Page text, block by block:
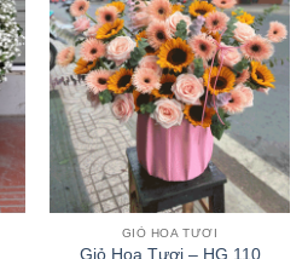
GIỎ HOA TƯƠI
Giỏ Hoa Tươi – HG 110